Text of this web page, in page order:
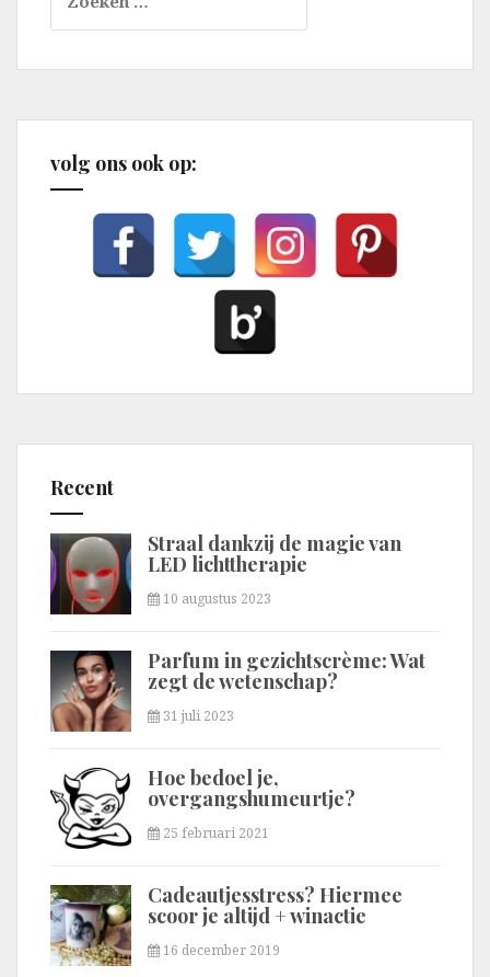
naar:
volg ons ook op:
Recent
Straal dankzij de magie van
LED lichttherapie
10 augustus 2023
Parfum in gezichtscrème: Wat
zegt de wetenschap?
31 juli 2023
Hoe bedoel je,
overgangshumeurtje?
25 februari 2021
Cadeautjesstress? Hiermee
scoor je altijd + winactie
16 december 2019